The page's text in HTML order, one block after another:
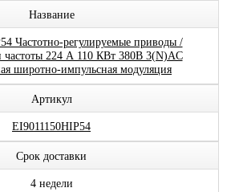
Название
Частотно-регулируемые приводы /
частоты 224 А 110 КВт 380В 3(N)AC
широтно-импульсная модуляция
Артикул
EI9011150HIP54
Срок доставки
4 недели